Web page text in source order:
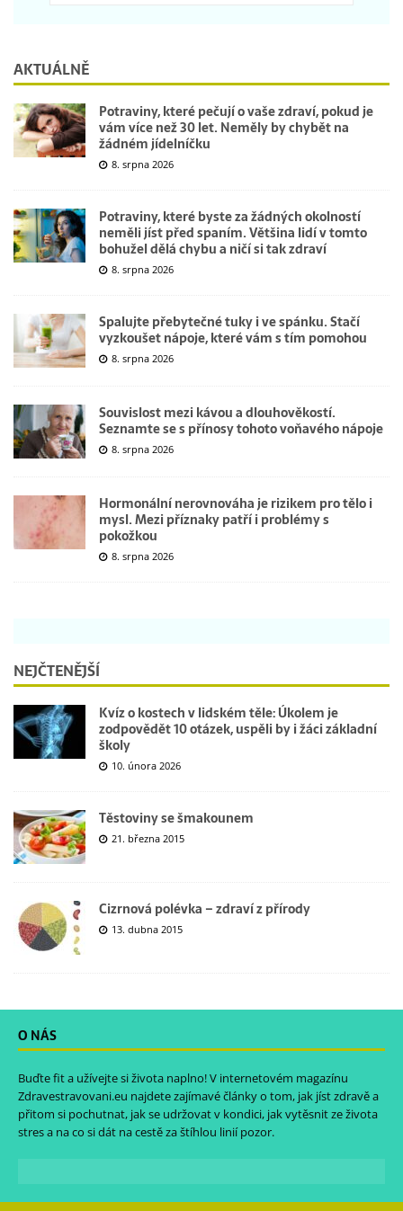
AKTUÁLNĚ
Potraviny, které pečují o vaše zdraví, pokud je
vám více než 30 let. Neměly by chybět na
žádném jídelníčku
8. srpna 2026
Potraviny, které byste za žádných okolností
neměli jíst před spaním. Většina lidí v tomto
bohužel dělá chybu a ničí si tak zdraví
8. srpna 2026
Spalujte přebytečné tuky i ve spánku. Stačí
vyzkoušet nápoje, které vám s tím pomohou
8. srpna 2026
Souvislost mezi kávou a dlouhověkostí.
Seznamte se s přínosy tohoto voňavého nápoje
8. srpna 2026
Hormonální nerovnováha je rizikem pro tělo i
mysl. Mezi příznaky patří i problémy s
pokožkou
8. srpna 2026
NEJČTENĚJŠÍ
Kvíz o kostech v lidském těle: Úkolem je
zodpovědět 10 otázek, uspěli by i žáci základní
školy
10. února 2026
Těstoviny se šmakounem
21. března 2015
Cizrnová polévka – zdraví z přírody
13. dubna 2015
O NÁS
Buďte fit a užívejte si života naplno! V internetovém magazínu
Zdravestravovani.eu najdete zajímavé články o tom, jak jíst zdravě a
přitom si pochutnat, jak se udržovat v kondici, jak vytěsnit ze života
stres a na co si dát na cestě za štíhlou linií pozor.